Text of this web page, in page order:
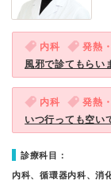
内科 発熱
風邪で診てもらい
内科 発熱
いつ行っても空い
診療科目：
内科、循環器内科、消